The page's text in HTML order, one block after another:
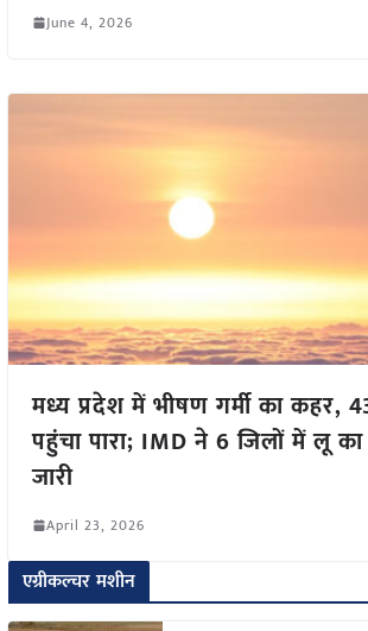
June 4, 2026
मध्य प्रदेश में भीषण गर्मी का कहर,
पहुंचा पारा; IMD ने 6 जिलों में लू का
जारी
April 23, 2026
एग्रीकल्चर मशीन